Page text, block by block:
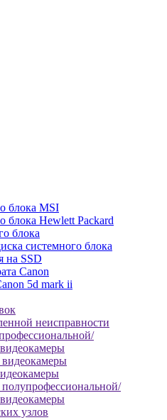
блока MSI
блока Hewlett Packard
блока
системного блока
на SSD
Canon
5d mark ii
неисправности
видеокамеры
узлов